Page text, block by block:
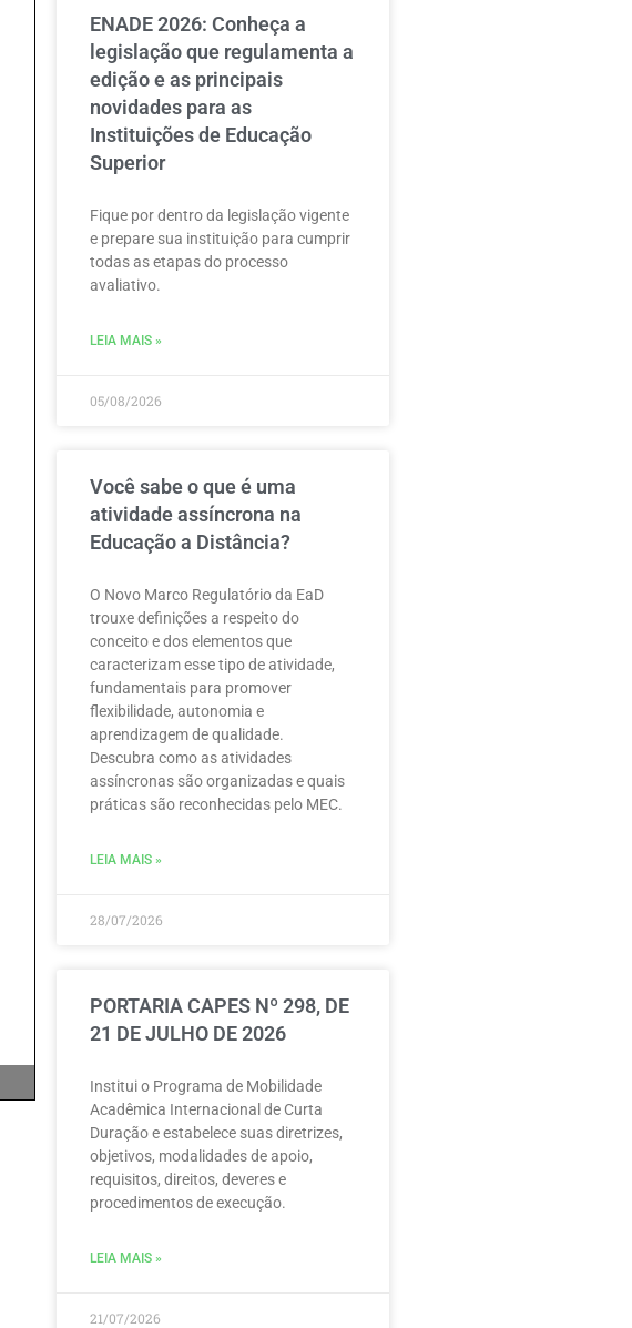
ENADE 2026: Conheça a
legislação que regulamenta a
edição e as principais
novidades para as
Instituições de Educação
Superior
Fique por dentro da legislação vigente
e prepare sua instituição para cumprir
todas as etapas do processo
avaliativo.
LEIA MAIS »
05/08/2026
Você sabe o que é uma
atividade assíncrona na
Educação a Distância?
O Novo Marco Regulatório da EaD
trouxe definições a respeito do
conceito e dos elementos que
caracterizam esse tipo de atividade,
fundamentais para promover
flexibilidade, autonomia e
aprendizagem de qualidade.
Descubra como as atividades
assíncronas são organizadas e quais
práticas são reconhecidas pelo MEC.
LEIA MAIS »
28/07/2026
PORTARIA CAPES Nº 298, DE
21 DE JULHO DE 2026
Institui o Programa de Mobilidade
Acadêmica Internacional de Curta
Duração e estabelece suas diretrizes,
objetivos, modalidades de apoio,
requisitos, direitos, deveres e
procedimentos de execução.
LEIA MAIS »
21/07/2026